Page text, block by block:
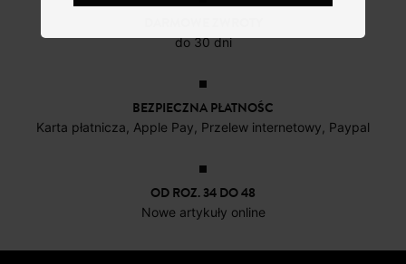
do 30 dni
BEZPIECZNA PŁATNOŚC
Karta płatnicza, Apple Pay, Przelew internetowy, Paypal
OD ROZ. 34 DO 48
Nowe artykuły online